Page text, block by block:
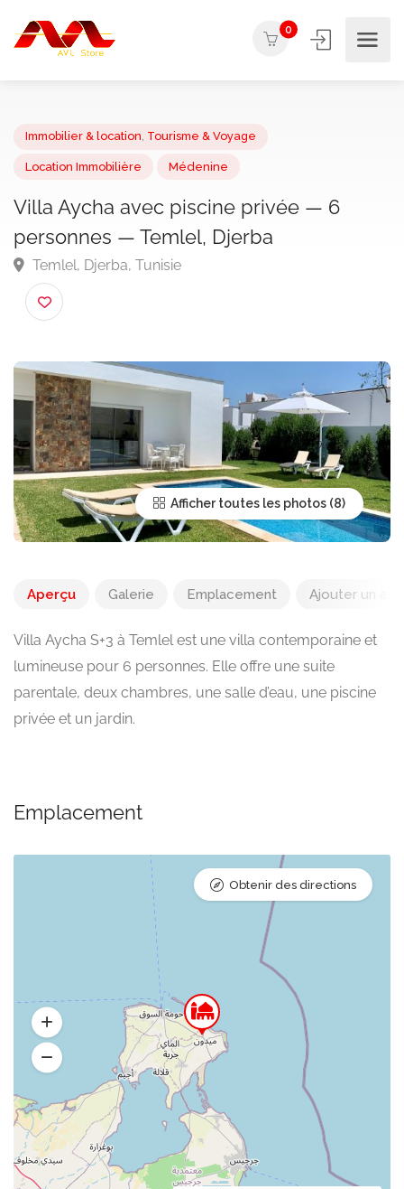
0
Villa Aycha avec piscine privée — 6
personnes — Temlel, Djerba
Temlel, Djerba, Tunisie
Afficher toutes les photos
Aperçu Galerie Emplacement Ajouter un avis
Villa Aycha S+3 à Temlel est une villa contemporaine et
lumineuse pour 6 personnes. Elle offre une suite
parentale, deux chambres, une salle d’eau, une piscine
privée et un jardin.
Emplacement
Obtenir des directions